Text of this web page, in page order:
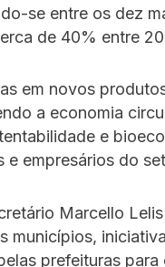
se entre os dez
de 40% entre
em novos
a economia
e
e empresários do
Marcello
municípios,
prefeituras